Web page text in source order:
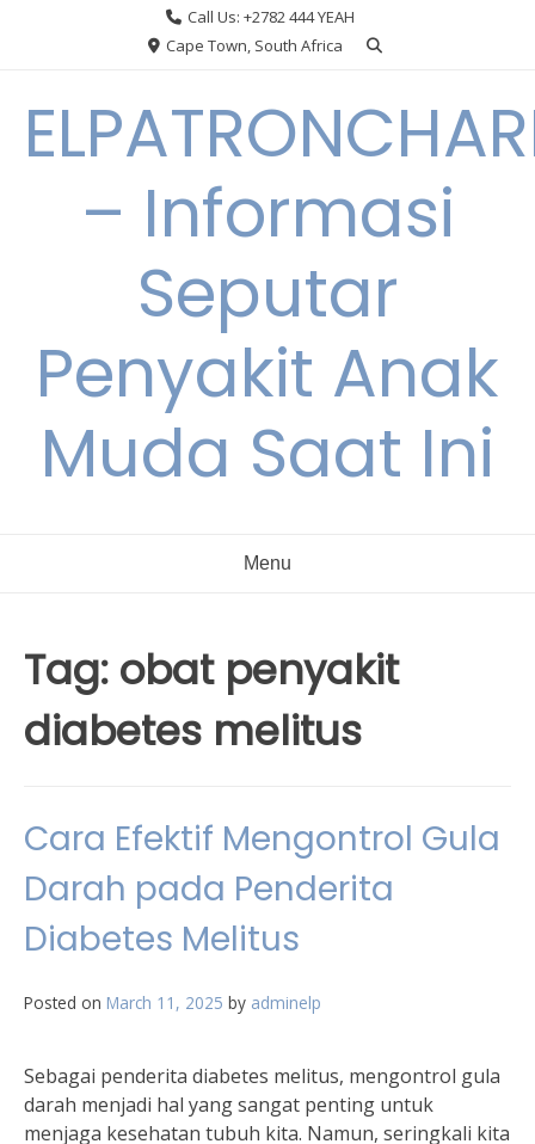
Call Us: +2782 444 YEAH
Cape Town, South Africa
– Informasi
Seputar
Penyakit Anak
Muda Saat Ini
Menu
Tag: obat penyakit
diabetes melitus
Cara Efektif Mengontrol Gula
Darah pada Penderita
Diabetes Melitus
Posted on March 11, 2025 by adminelp
Sebagai penderita diabetes melitus, mengontrol gula
darah menjadi hal yang sangat penting untuk
menjaga kesehatan tubuh kita. Namun, seringkali kita